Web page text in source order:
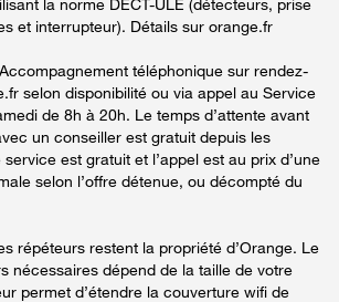
et interrupteur). Détails sur orange.fr
téléphonique sur rendez-
selon disponibilité ou via appel au Service
de 8h à 20h. Le temps d’attente avant
un conseiller est gratuit depuis les
est gratuit et l’appel est au prix d’une
selon l’offre détenue, ou décompté du
répéteurs restent la propriété d’Orange. Le
nécessaires dépend de la taille de votre
permet d’étendre la couverture wifi de